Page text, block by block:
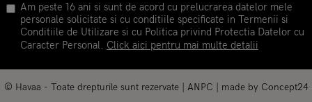
Am peste 16 ani si sunt de acord cu prelucrarea datelor mele
personale solicitate si cu conditiile specificate in Termenii si
Conditiile de Utilizare si cu Politica privind Protectia Datelor cu
Caracter Personal. Click aici pentru mai multe detalii
© Havaa - Toate drepturile sunt rezervate | ANPC | made by Concept24